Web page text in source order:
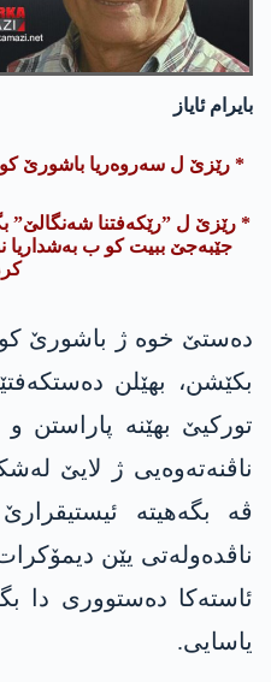
بایرام ئایاز
* رێزێ ل سەروەریا باشورێ
* رێزێ ل ”رێکەفتنا شەنگالێ”
جێبەجێ ببیت کو ب بەشداریا
دەستێ خوە ژ باشورێ
بکێشن، بھێلن
تورکیێ بهێنە پاراستن و
ناڤنەتەوەیی ژ لایێ
ڤە بگەهیتە
ناڤدەولەتی یێن
ئاستەکا دەستووری دا
یاسایی.